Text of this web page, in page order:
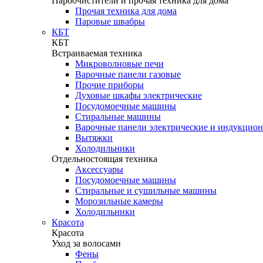
Прочая техника для дома
Паровые швабры
КБТ
КБТ
Встраиваемая техника
Микроволновые печи
Варочные панели газовые
Прочие приборы
Духовые шкафы электрические
Посудомоечные машины
Стиральные машины
Варочные панели электрические и
Вытяжки
Холодильники
Отдельностоящая техника
Аксессуары
Посудомоечные машины
Стиральные и сушильные машины
Морозильные камеры
Холодильники
Красота
Красота
Уход за волосами
Фены